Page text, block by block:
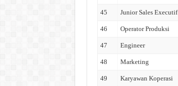
45 Junior Sales Executif
46 Operator Produksi
47 Engineer
48 Marketing
49 Karyawan Koperasi